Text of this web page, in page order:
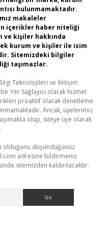
bulunmamaktadır.
makaleler
içerikler haber niteliği
ve kişiler hakkında
kurum ve kişiler ile isim
Sitemizdeki bilgiler
taşımazlar.
Teknolojileri ve İletişim
Yer Sağlayıcı olarak hizmet
proaktif olarak denetleme
Ancak, üyelerimiz
olup, siteye üye olarak
olduğunu düşündüğünüz
adresine bildirmeniz
sitemizden kaldırılacaktır.